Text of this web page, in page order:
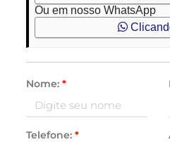
Ou em nosso WhatsApp
Nome: *
Telefone: *